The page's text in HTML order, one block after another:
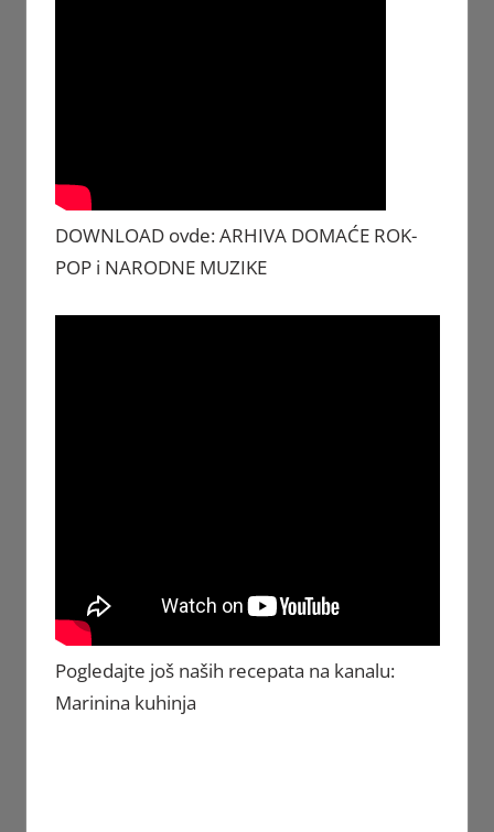
DOWNLOAD ovde: ARHIVA DOMAĆE ROK-
POP i NARODNE MUZIKE
Pogledajte još naših recepata na kanalu:
Marinina kuhinja